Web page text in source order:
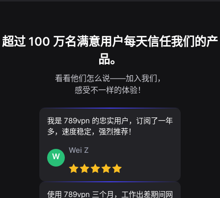
超过 100 万名满意用户每天信任我们的产
品。
看看他们怎么说——加入我们，
感受不一样的体验！
我是 789vpn 的忠实用户，订阅了一年
多，速度稳定，强烈推荐！
W
Wei Z
使用 789vpn 三个月，工作出差期间网